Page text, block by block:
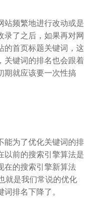
站频繁地进行改动或是
录了之后，如果再对网
的首页标题关键词，这
关键词的排名也会跟着
期就应该要一次性搞
能为了优化关键词的排
以前的搜索引擎算法是
在的搜索引擎新算法
就是我们常说的优化
排名下降了。